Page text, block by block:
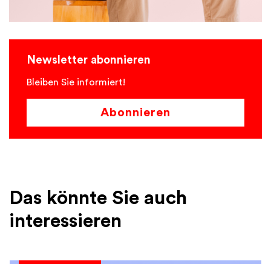
Newsletter abonnieren
Bleiben Sie informiert!
Abonnieren
Das könnte Sie auch
interessieren